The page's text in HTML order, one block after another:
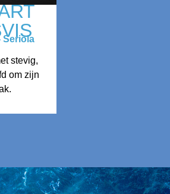
Seriola
stevig,
om zijn